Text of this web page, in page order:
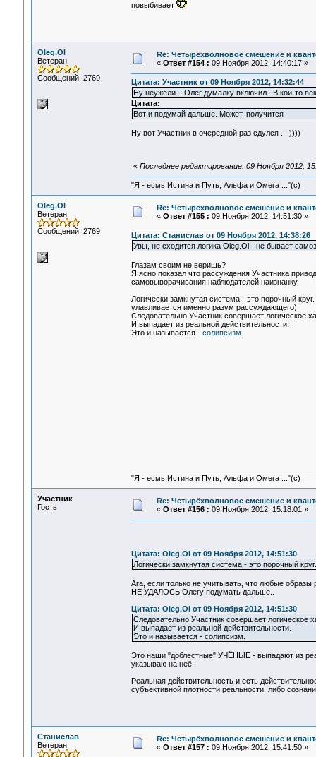
повыбивает
Oleg.Ol
Ветеран
Сообщений: 2769
Re: Четырёхволновое смешение и
« Ответ #154 : 09 Ноября 2012, 14:40:17 »
Цитата: Участник от 09 Ноября 2012, 14:32:44
Ну неужели... Олег думалку включил.. В кои-то
Цитата:
Вот и подумай дальше. Может, получится
Ну вот Участник в очередной раз сдулся ... ))))
« Последнее редактирование: 09 Ноября 2012,
"Я - есмь Истина и Путь, Альфа и Омега ..."(с)
Oleg.Ol
Ветеран
Сообщений: 2769
Re: Четырёхволновое смешение и
« Ответ #155 : 09 Ноября 2012, 14:51:30 »
Цитата: Станислав от 09 Ноября 2012, 14:38:26
Увы, не сходится логика Oleg.Ol - не бывает
Глазам своим не веришь?
Я ясно показал что рассуждения Участника
самовыворачивания наблюдателей наизнанку.
Логически замкнутая система - это порочный
улавливается именно разум рассуждающего)
Следовательно Участник совершает логическое
И выпадает из реальной действительности.
Это и называется - солипсизм.
"Я - есмь Истина и Путь, Альфа и Омега ..."(с)
Участник
Гость
Re: Четырёхволновое смешение и
« Ответ #156 : 09 Ноября 2012, 15:18:01 »
Цитата: Oleg.Ol от 09 Ноября 2012, 14:51:30
Логически замкнутая система - это порочный круг.
Ага, если только не учитывать, что любые образы
НЕ УДАЛОСЬ Олегу подумать дальше..
Цитата: Oleg.Ol от 09 Ноября 2012, 14:51:30
Следовательно Участник совершает логическое
И выпадает из реальной действительности.
Это и называется - солипсизм.
Это наши "доблестные" УЧЁНЫЕ - выпадают из
указываю на неё.
Реальная действительность и есть
субъективной плотности реальности, либо
Станислав
Ветеран
Re: Четырёхволновое смешение и
« Ответ #157 : 09 Ноября 2012, 15:41:50 »